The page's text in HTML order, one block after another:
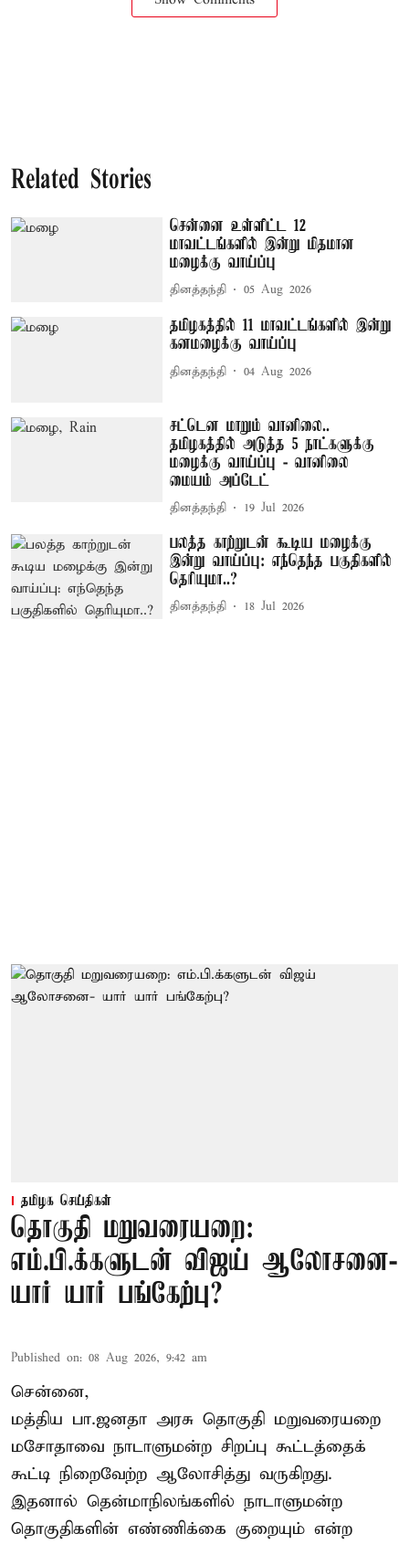
Related Stories
சென்னை உள்ளிட்ட 12
மாவட்டங்களில் இன்று மிதமான
மழைக்கு வாய்ப்பு
தினத்தந்தி 05 Aug 2026
தமிழகத்தில் 11 மாவட்டங்களில் இன்று
கனமழைக்கு வாய்ப்பு
தினத்தந்தி 04 Aug 2026
சட்டென மாறும் வானிலை..
தமிழகத்தில் அடுத்த 5 நாட்களுக்கு
மழைக்கு வாய்ப்பு - வானிலை
மையம் அப்டேட்
தினத்தந்தி 19 Jul 2026
பலத்த காற்றுடன் கூடிய மழைக்கு
இன்று வாய்ப்பு: எந்தெந்த பகுதிகளில்
தெரியுமா..?
தினத்தந்தி 18 Jul 2026
தமிழக செய்திகள்
தொகுதி மறுவரையறை:
எம்.பி.க்களுடன் விஜய் ஆலோசனை-
யார் யார் பங்கேற்பு?
Published on: 08 Aug 2026, 9:42 am
சென்னை,
மத்திய பா.ஜனதா அரசு தொகுதி மறுவரையறை
மசோதாவை நாடாளுமன்ற சிறப்பு கூட்டத்தைக்
கூட்டி நிறைவேற்ற ஆலோசித்து வருகிறது.
இதனால் தென்மாநிலங்களில் நாடாளுமன்ற
தொகுதிகளின் எண்ணிக்கை குறையும் என்ற